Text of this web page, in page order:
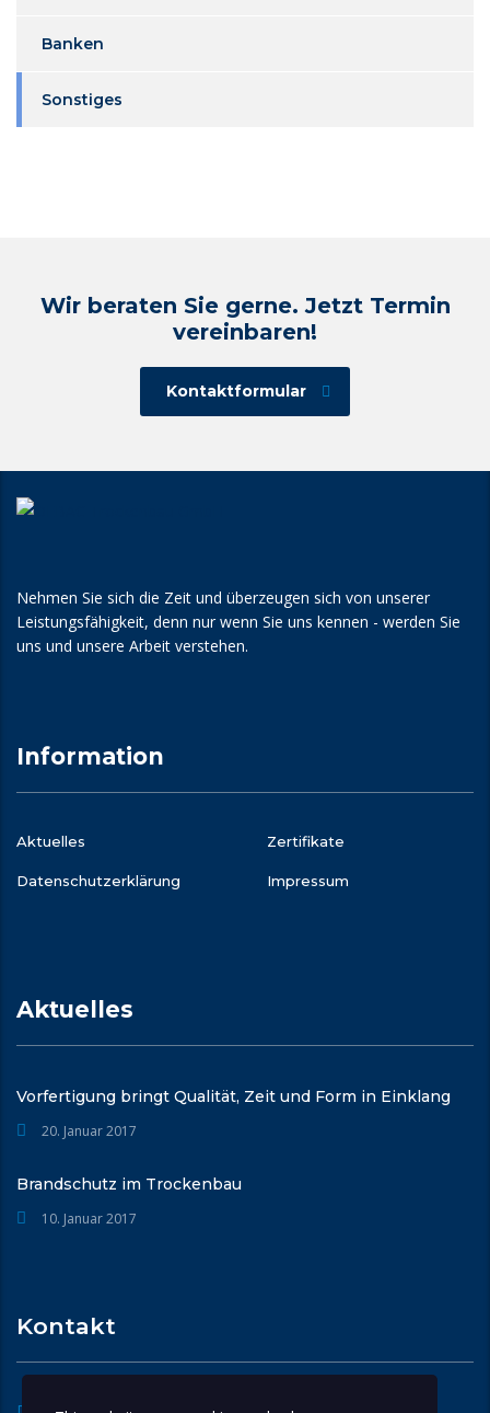
Banken
Sonstiges
Wir beraten Sie gerne. Jetzt Termin
vereinbaren!
Kontaktformular
Nehmen Sie sich die Zeit und überzeugen sich von unserer
Leistungsfähigkeit, denn nur wenn Sie uns kennen - werden Sie
uns und unsere Arbeit verstehen.
Information
Aktuelles Zertifikate
Datenschutz­erklärung Impressum
Aktuelles
Vorfertigung bringt Qualität, Zeit und Form in Einklang
20. Januar 2017
Brandschutz im Trockenbau
10. Januar 2017
Kontakt